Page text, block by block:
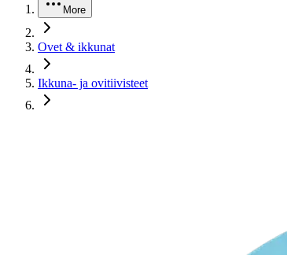
More
Ovet & ikkunat
Ikkuna- ja ovitiivisteet